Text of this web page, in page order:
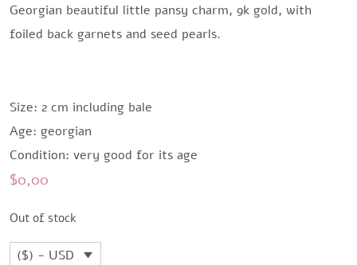
Georgian beautiful little pansy charm, 9k gold, with
foiled back garnets and seed pearls.
Size: 2 cm including bale
Age: georgian
Condition: very good for its age
$0,00
Out of stock
($) - USD